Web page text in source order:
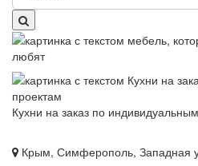
любят
Кухни на заказ по
Крым, Симферополь, Западная